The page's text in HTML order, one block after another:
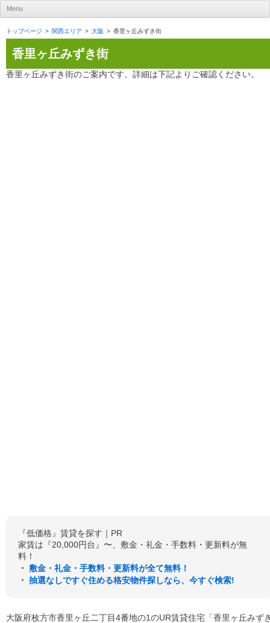
UR賃貸住宅ナビ
Menu
トップページ 関西エリア 大阪 香里ヶ丘みずき街
香里ヶ丘みずき街
香里ヶ丘みずき街のご案内です。詳細は下記よりご確認ください。
『低価格』賃貸を探す｜PR
家賃は『20,000円台』〜、敷金・礼金・手数料・更新料が無
料！
・ 敷金・礼金・手数料・更新料が全て無料！
・ 抽選なしですぐ住める格安物件探しなら、今すぐ検索!
大阪府枚方市香里ヶ丘二丁目4番地の1のUR賃貸住宅「香里ヶ丘みず